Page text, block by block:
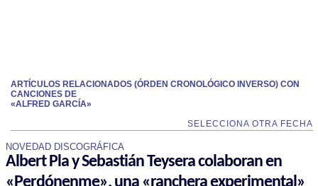
ARTÍCULOS RELACIONADOS (ÓRDEN CRONOLÓGICO INVERSO) CON
CANCIONES DE
«ALFRED GARCÍA»
SELECCIONA OTRA FECHA
NOVEDAD DISCOGRÁFICA
Albert Pla y Sebastián Teysera colaboran en
«Perdónenme», una «ranchera experimental»